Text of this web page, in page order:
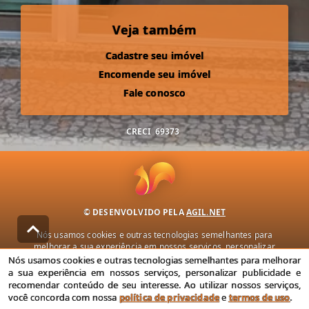
Veja também
Cadastre seu imóvel
Encomende seu imóvel
Fale conosco
CRECI 69373
© DESENVOLVIDO PELAAGIL.NET
Nós usamos cookies e outras tecnologias semelhantes para
melhorar a sua experiência em nossos serviços, personalizar
publicidade e recomendar conteúdo de seu interesse. Ao utilizar
nossos serviços, você concorda com nossa política de privacidade e
termos de uso.
Política de Privacidade Termos de uso
Nós usamos cookies e outras tecnologias semelhantes para melhorar
a sua experiência em nossos serviços, personalizar publicidade e
recomendar conteúdo de seu interesse. Ao utilizar nossos serviços,
você concorda com nossa política de privacidadeetermos de uso.